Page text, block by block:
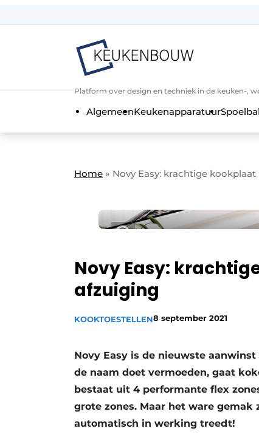
Algemene voorwaarden
Keukenbouw | Platform over
Nieuwsbrief
Privacy / Cookie statement
Vacature aanmelden
Platform over design en techniek in de keuken-,
AlgemeenKeukenapparatuur
Home » Novy Easy: krachtige
Novy Easy:
afzuiging
KOOKTOESTELLEN8 september 2021
Novy Easy is de nieuwste
de naam doet vermoeden, gaat
bestaat uit 4 performante flex
grote zones. Maar het ware
automatisch in werking treedt!